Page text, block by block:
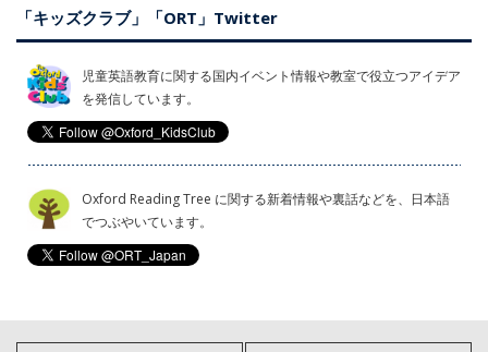
「キッズクラブ」「ORT」Twitter
児童英語教育に関する国内イベント情報や教室で役立つアイデア
を発信しています。
Oxford Reading Tree に関する新着情報や裏話などを、日本語
でつぶやいています。